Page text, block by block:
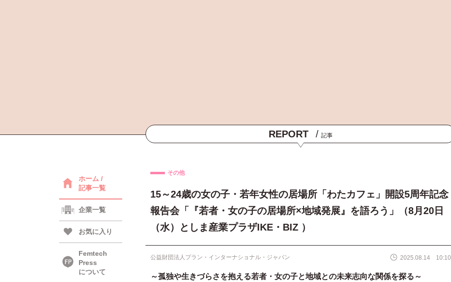
REPORT / 記事
ホーム /
記事一覧
企業一覧
お気に入り
Femtech
Press
について
その他
15～24歳の女の子・若年女性の居場所「わたカフェ」開設5周年記念
報告会「『若者・女の子の居場所×地域発展』を語ろう」（8月20日
（水）としま産業プラザIKE・BIZ ）
公益財団法人プラン・インターナショナル・ジャパン 2025.08.14 10:10
～孤独や生きづらさを抱える若者・女の子と地域との未来志向な関係を探る～